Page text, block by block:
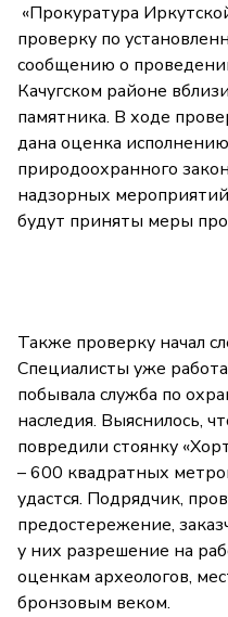
«Прокуратура
проверку по
сообщению о
Качугском районе
памятника. В ходе
дана оценка
природоохранного
надзорных
будут приняты меры
Также проверку начал
Специалисты уже
побывала служба по
наследия. Выяснилось,
повредили стоянку
– 600 квадратных
удастся. Подрядчик,
предостережение,
у них разрешение на
оценкам археологов,
бронзовым веком.